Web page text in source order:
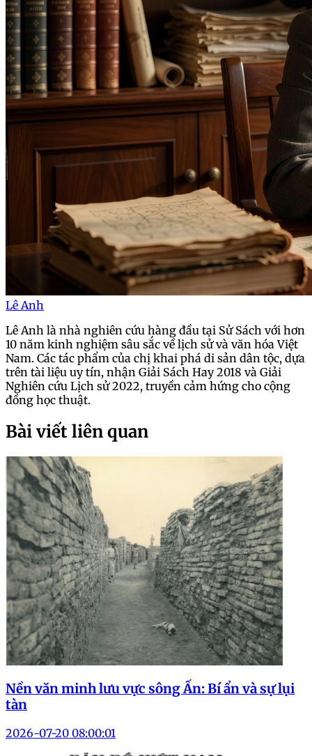
Lê Anh
Lê Anh là nhà nghiên cứu hàng đầu tại Sử Sách với hơn
10 năm kinh nghiệm sâu sắc về lịch sử và văn hóa Việt
Nam. Các tác phẩm của chị khai phá di sản dân tộc, dựa
trên tài liệu uy tín, nhận Giải Sách Hay 2018 và Giải
Nghiên cứu Lịch sử 2022, truyền cảm hứng cho cộng
đồng học thuật.
Bài viết liên quan
Nền văn minh lưu vực sông Ấn: Bí ẩn và sự lụi
tàn
2026-07-20 08:00:01